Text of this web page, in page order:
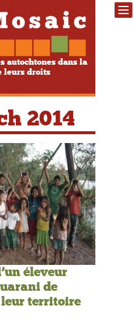
autochtones dans la
leurs droits
2014
éleveur
de
territoire